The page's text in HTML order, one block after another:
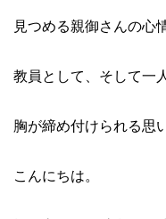
見つめる親御さんの心
教員として、そして一
胸が締め付けられる思
こんにちは。